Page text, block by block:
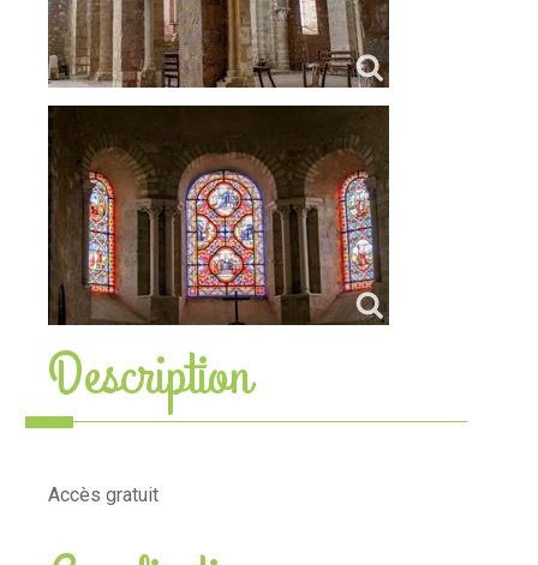
Description
Accès gratuit